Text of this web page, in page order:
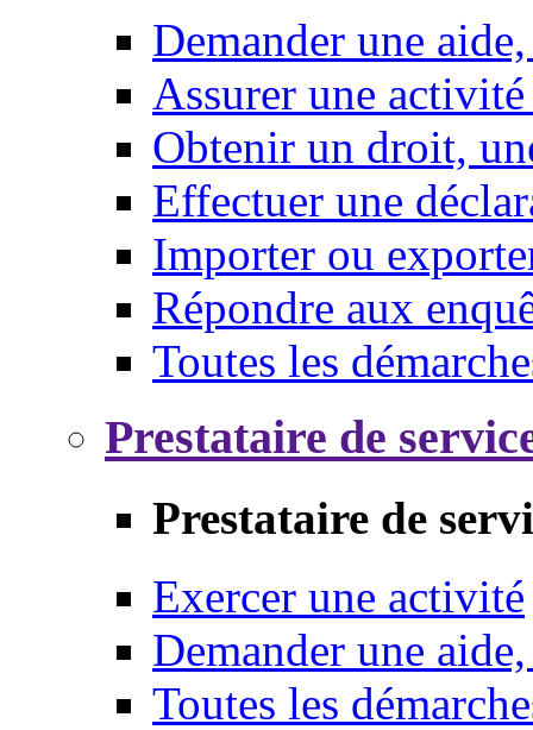
Demander une
Assurer une
Obtenir un droit,
Effectuer une
Importer ou
Répondre aux
Toutes les
Prestataire de
Prestataire de
Exercer une activité
Demander une
Toutes les